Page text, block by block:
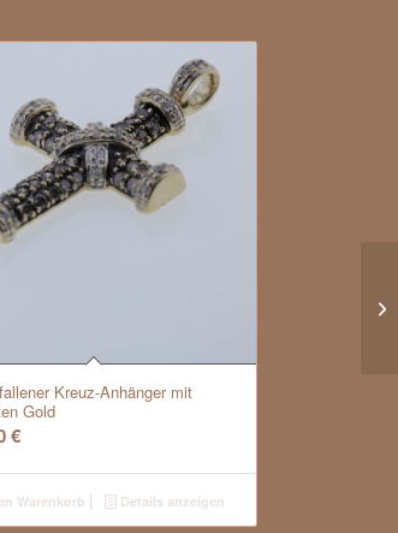
Kreuz-Anhänger mit
Gold
€
Warenkorb Details anzeigen